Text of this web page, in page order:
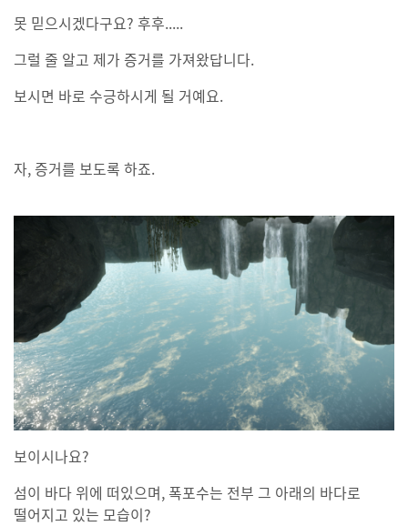
못 믿으시겠다구요? 후후.....
그럴 줄 알고 제가 증거를 가져왔답니다.
보시면 바로 수긍하시게 될 거예요.
자, 증거를 보도록 하죠.
보이시나요?
섬이 바다 위에 떠있으며, 폭포수는 전부 그 아래의 바다로
떨어지고 있는 모습이?